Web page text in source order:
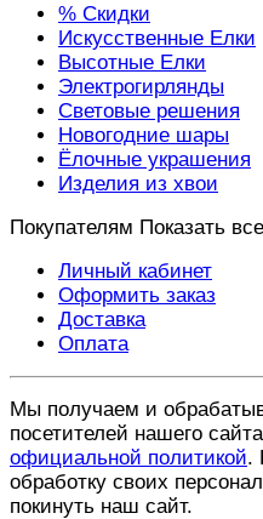
% Скидки
Искусственные Елки
Высотные Елки
Электрогирлянды
Световые решения
Новогодние шары
Ёлочные украшения
Изделия из хвои
Покупателям Показать все
Личный кабинет
Оформить заказ
Доставка
Оплата
Мы получаем и
посетителей нашего
официальной политикой.
обработку своих
покинуть наш сайт.